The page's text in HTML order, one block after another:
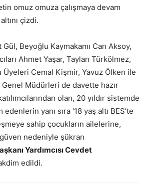
omuz omuza çalışmaya devam
çizdi.
Beyoğlu Kaymakamı Can Aksoy,
Ahmet Yaşar, Taylan Türkölmez,
Üyeleri Cemal Kişmir, Yavuz Ölken ile
Müdürleri de davette hazır
olan, 20 yıldır sistemde
yanı sıra ‘18 yaş altı BES’te
sahip çocukların ailelerine,
nedeniyle şükran
Yardımcısı Cevdet
edildi.